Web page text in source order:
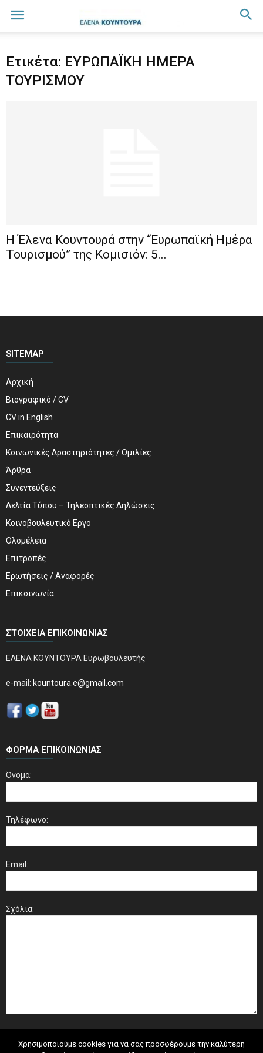
Ετικέτα: ΕΥΡΩΠΑΪΚΗ ΗΜΕΡΑ
ΤΟΥΡΙΣΜΟΥ
H Έλενα Κουντουρά στην “Ευρωπαϊκή Ημέρα
Τουρισμού” της Κομισιόν: 5...
SITEMAP
Αρχική
Βιογραφικό / CV
CV in English
Επικαιρότητα
Κοινωνικές Δραστηριότητες / Ομιλίες
Άρθρα
Συνεντεύξεις
Δελτία Τύπου – Τηλεοπτικές Δηλώσεις
Κοινοβουλευτικό Εργο
Ολομέλεια
Επιτροπές
Ερωτήσεις / Αναφορές
Επικοινωνία
ΣΤΟΙΧΕΊΑ ΕΠΙΚΟΙΝΩΝΊΑΣ
ΕΛΕΝΑ ΚΟΥΝΤΟΥΡΑ Ευρωβουλευτής
e-mail: kountoura.e@gmail.com
ΦΌΡΜΑ ΕΠΙΚΟΙΝΩΝΊΑΣ
Όνομα:
Τηλέφωνο:
Email:
Σχόλια:
Χρησιμοποιούμε cookies για να σας προσφέρουμε την καλύτερη